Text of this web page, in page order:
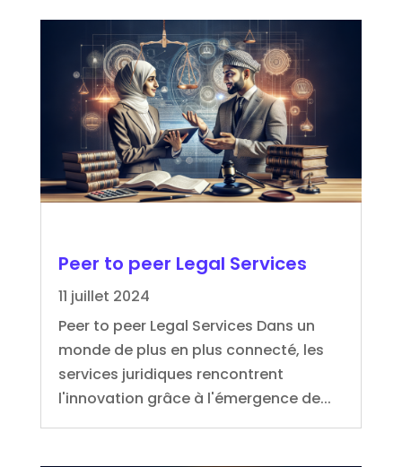
Peer to peer Legal Services
11 juillet 2024
Peer to peer Legal Services Dans un
monde de plus en plus connecté, les
services juridiques rencontrent
l'innovation grâce à l'émergence de...